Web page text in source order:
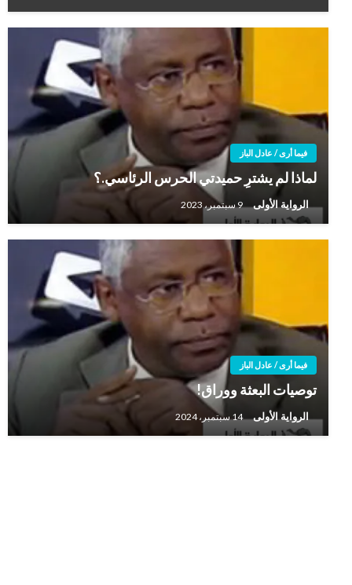
فيما أرى / عادل الباز
لماذا لم يشترِ حميدتي الحرس الرئاسي.؟
الرواية الأولى 9 سبتمبر، 2023
فيما أرى / عادل الباز
توصيات البعثة ووراق!
الرواية الأولى 14 سبتمبر، 2024